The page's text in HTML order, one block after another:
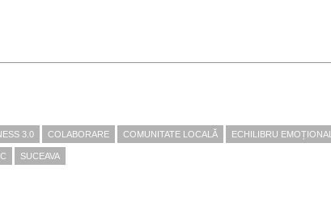
3.0 COLABORARE COMUNITATE LOCALĂ ECHILIBRU EMOȚIONAL
SUCEAVA